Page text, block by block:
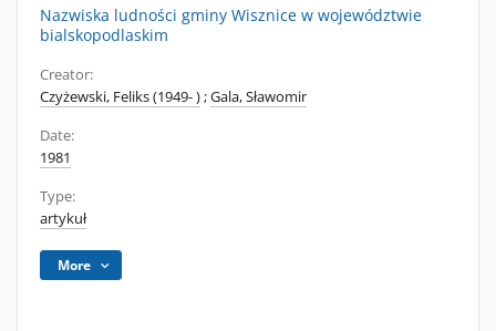
Nazwiska ludności gminy Wisznice w województwie
bialskopodlaskim
Creator:
Czyżewski, Feliks (1949- );Gala, Sławomir
Date:
1981
Type:
artykuł
More